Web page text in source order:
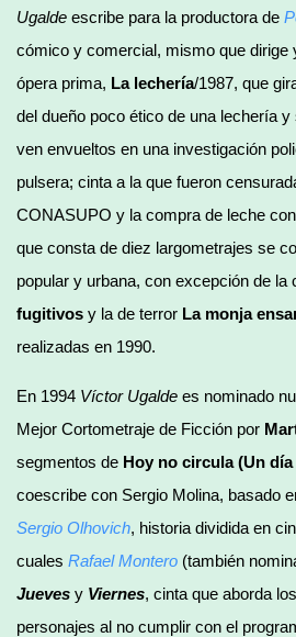
Ugalde escribe para la productora de
cómico y comercial, mismo que dirige
ópera prima, La lechería/1987, que
del dueño poco ético de una lechería
ven envueltos en una investigación
pulsera; cinta a la que fueron
CONASUPO y la compra de leche
que consta de diez largometrajes se
popular y urbana, con excepción de la
fugitivos y la de terror La monja
realizadas en 1990.
En 1994 Víctor Ugalde es nominado
Mejor Cortometraje de Ficción por
segmentos de Hoy no circula (Un
coescribe con Sergio Molina, basado
Sergio Olhovich, historia dividida en
cuales Rafael Montero (también
Jueves y Viernes, cinta que aborda
personajes al no cumplir con el